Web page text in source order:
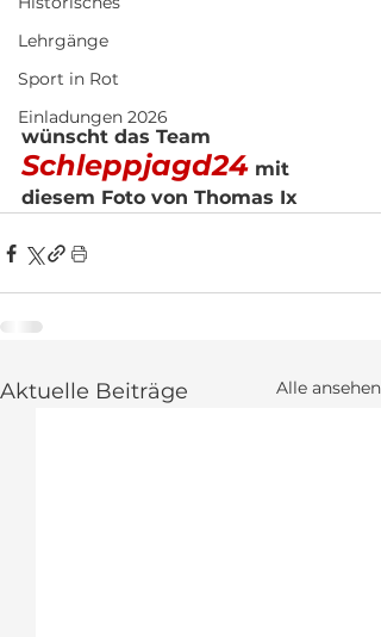
Lehrgänge
Sport in Rot
Einladungen 2026
wünscht das Team
Schleppjagd24 mit
diesem Foto von Thomas Ix
Aktuelle Beiträge Alle ansehen